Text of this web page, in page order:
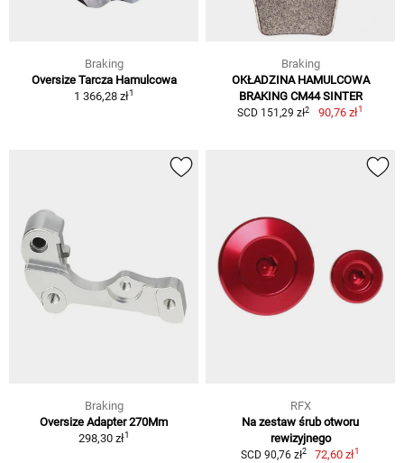
Braking
Oversize Tarcza Hamulcowa
1 366,28 zł1
Braking
OKŁADZINA HAMULCOWA
BRAKING CM44 SINTER
SCD 151,29 zł2 90,76 zł1
Braking
Oversize Adapter 270Mm
298,30 zł1
RFX
Na zestaw śrub otworu
rewizyjnego
SCD 90,76 zł2 72,60 zł1